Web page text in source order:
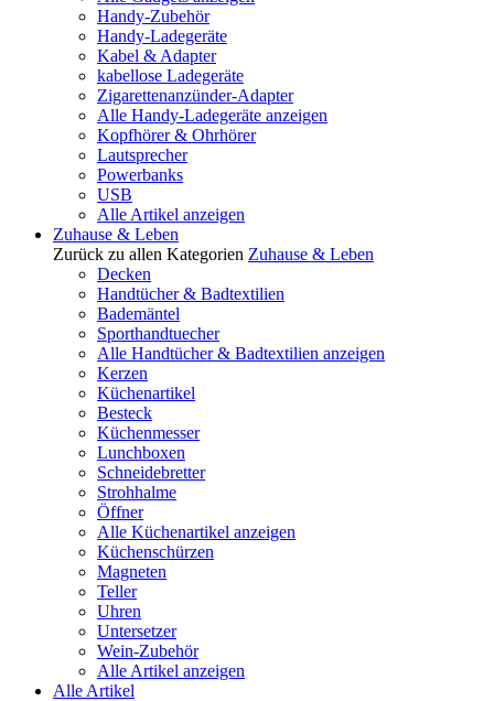
Handy-Zubehör
Handy-Ladegeräte
Kabel & Adapter
kabellose Ladegeräte
Zigarettenanzünder-Adapter
Alle Handy-Ladegeräte anzeigen
Kopfhörer & Ohrhörer
Lautsprecher
Powerbanks
USB
Alle Artikel anzeigen
Zuhause & Leben
Zurück zu allen Kategorien Zuhause & Leben
Decken
Handtücher & Badtextilien
Bademäntel
Sporthandtuecher
Alle Handtücher & Badtextilien anzeigen
Kerzen
Küchenartikel
Besteck
Küchenmesser
Lunchboxen
Schneidebretter
Strohhalme
Öffner
Alle Küchenartikel anzeigen
Küchenschürzen
Magneten
Teller
Uhren
Untersetzer
Wein-Zubehör
Alle Artikel anzeigen
Alle Artikel